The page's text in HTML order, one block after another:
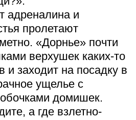
адреналина и
пролетают
«Дорнье» почти
верхушек каких-то
и заходит на посадку в
ущелье с
домишек.
а где взлетно-